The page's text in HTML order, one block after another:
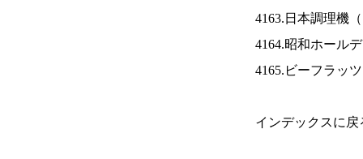
4163.日本調理機（
4164.昭和ホール
4165.ビーフラッ
インデックスに戻